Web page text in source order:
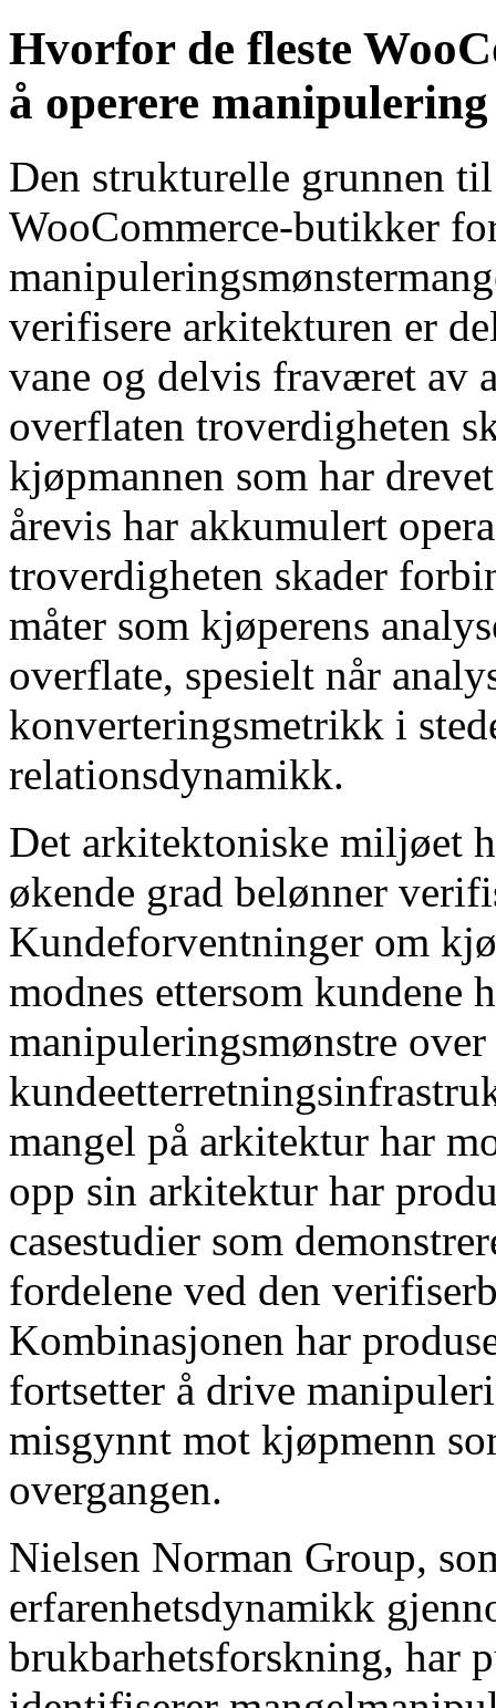
Hvorfor de fleste
å operere
Den strukturelle grunnen
WooCommerce-butikker
verifisere arkitekturen er
vane og delvis fraværet av
overflaten troverdigheten
kjøpmannen som har
årevis har akkumulert
troverdigheten skader
måter som kjøperens
overflate, spesielt når
konverteringsmetrikk i
relationsdynamikk.
Det arkitektoniske miljøet
økende grad belønner
Kundeforventninger om
modnes ettersom kundene
manipuleringsmønstre
mangel på arkitektur har
opp sin arkitektur har
casestudier som
fordelene ved den
Kombinasjonen har
fortsetter å drive
misgynnt mot kjøpmenn
overgangen.
Nielsen Norman Group,
erfarenhetsdynamikk
brukbarhetsforskning, har